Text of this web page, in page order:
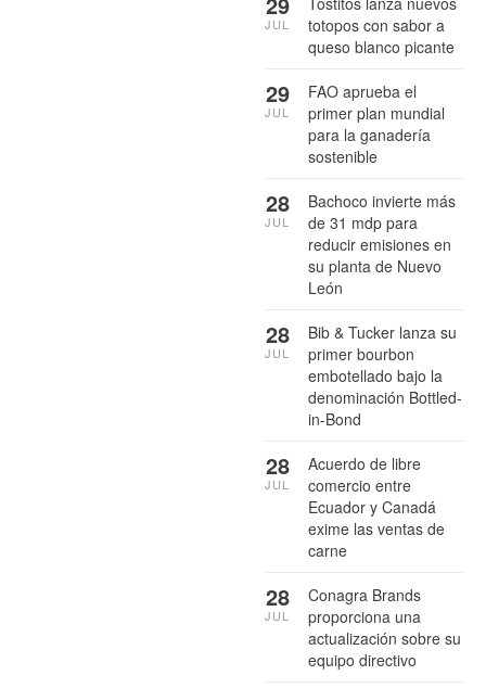
totopos con sabor a
queso blanco picante
JUL
FAO aprueba el
primer plan mundial
para la ganadería
sostenible
29
JUL
Bachoco invierte más
de 31 mdp para
reducir emisiones en
su planta de Nuevo
León
28
JUL
Bib & Tucker lanza su
primer bourbon
embotellado bajo la
denominación Bottled-
in-Bond
28
JUL
Acuerdo de libre
comercio entre
Ecuador y Canadá
exime las ventas de
carne
28
JUL
Conagra Brands
proporciona una
actualización sobre su
equipo directivo
28
JUL